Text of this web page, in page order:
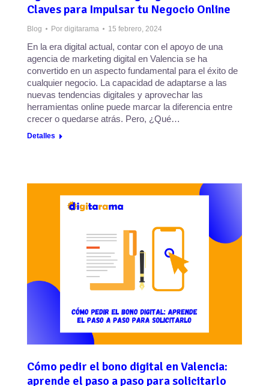
Claves para Impulsar tu Negocio Online
Blog Por digitarama 15 febrero, 2024
En la era digital actual, contar con el apoyo de una
agencia de marketing digital en Valencia se ha
convertido en un aspecto fundamental para el éxito de
cualquier negocio. La capacidad de adaptarse a las
nuevas tendencias digitales y aprovechar las
herramientas online puede marcar la diferencia entre
crecer o quedarse atrás. Pero, ¿Qué…
Detalles
Cómo pedir el bono digital en Valencia:
aprende el paso a paso para solicitarlo